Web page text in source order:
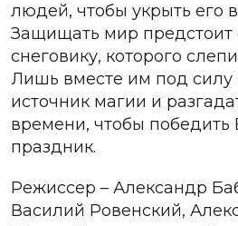
людей, чтобы укрыть его
Защищать мир
снеговику, которого
Лишь вместе им под силу
источник магии и
времени, чтобы победить
праздник.
Режиссер – Александр
Василий Ровенский,